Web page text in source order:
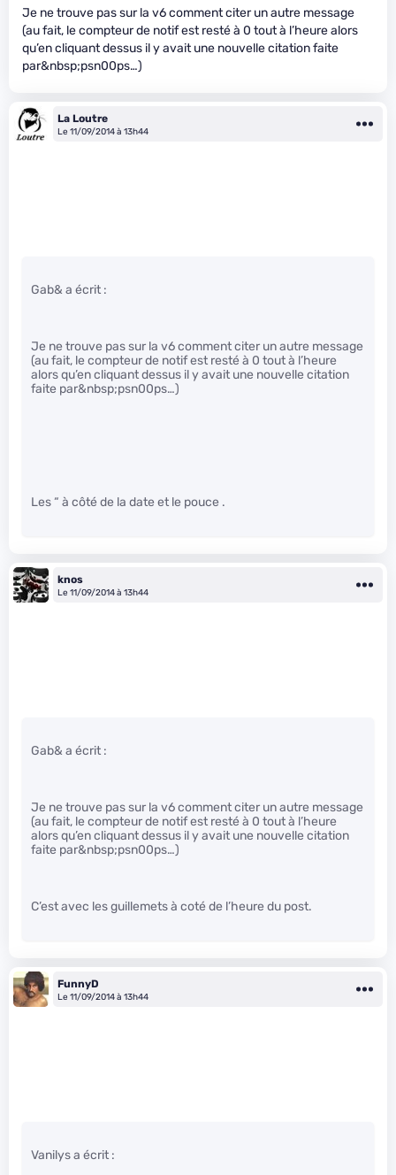
Je ne trouve pas sur la v6 comment citer un autre message
(au fait, le compteur de notif est resté à 0 tout à l’heure alors
qu’en cliquant dessus il y avait une nouvelle citation faite
par&nbsp;psn00ps…)
La Loutre
Le 11/09/2014 à 13h44
Gab& a écrit :
Je ne trouve pas sur la v6 comment citer un autre message
(au fait, le compteur de notif est resté à 0 tout à l’heure
alors qu’en cliquant dessus il y avait une nouvelle citation
faite par&nbsp;psn00ps…)
Les “ à côté de la date et le pouce .
knos
Le 11/09/2014 à 13h44
Gab& a écrit :
Je ne trouve pas sur la v6 comment citer un autre message
(au fait, le compteur de notif est resté à 0 tout à l’heure
alors qu’en cliquant dessus il y avait une nouvelle citation
faite par&nbsp;psn00ps…)
C’est avec les guillemets à coté de l’heure du post.
FunnyD
Le 11/09/2014 à 13h44
Vanilys a écrit :